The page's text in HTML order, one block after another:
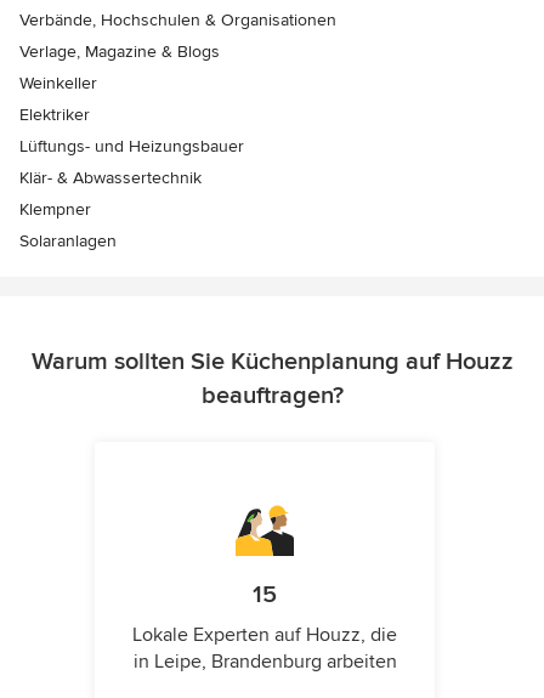
Verbände, Hochschulen & Organisationen
Verlage, Magazine & Blogs
Weinkeller
Elektriker
Lüftungs- und Heizungsbauer
Klär- & Abwassertechnik
Klempner
Solaranlagen
Warum sollten Sie Küchenplanung auf Houzz
beauftragen?
15
Lokale Experten auf Houzz, die
in Leipe, Brandenburg arbeiten